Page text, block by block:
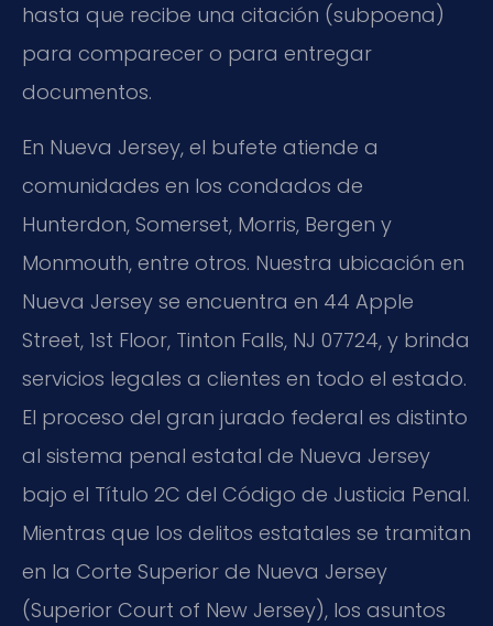
hasta que recibe una citación (subpoena)
para comparecer o para entregar
documentos.
En Nueva Jersey, el bufete atiende a
comunidades en los condados de
Hunterdon, Somerset, Morris, Bergen y
Monmouth, entre otros. Nuestra ubicación en
Nueva Jersey se encuentra en 44 Apple
Street, 1st Floor, Tinton Falls, NJ 07724, y brinda
servicios legales a clientes en todo el estado.
El proceso del gran jurado federal es distinto
al sistema penal estatal de Nueva Jersey
bajo el Título 2C del Código de Justicia Penal.
Mientras que los delitos estatales se tramitan
en la Corte Superior de Nueva Jersey
(Superior Court of New Jersey), los asuntos